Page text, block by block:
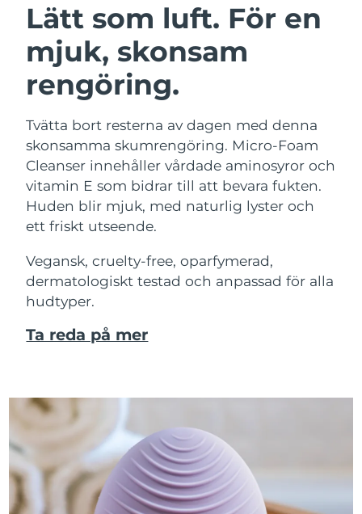
Lätt som luft. För en
mjuk, skonsam
rengöring.
Tvätta bort resterna av dagen med denna
skonsamma skumrengöring. Micro-Foam
Cleanser innehåller vårdade aminosyror och
vitamin E som bidrar till att bevara fukten.
Huden blir mjuk, med naturlig lyster och
ett friskt utseende.
Vegansk, cruelty-free, oparfymerad,
dermatologiskt testad och anpassad för alla
hudtyper.
Ta reda på mer